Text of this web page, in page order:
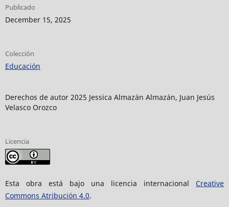
Publicado
December 15, 2025
Colección
Educación
Derechos de autor 2025 Jessica Almazán Almazán, Juan Jesús
Velasco Orozco
Licencia
Esta obra está bajo una licencia internacionalCreative
Commons Atribución 4.0.